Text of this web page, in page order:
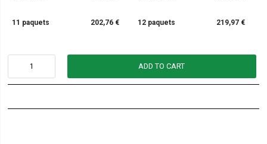
11 paquets 202,76 € 12 paquets 219,97 €
ADD TO CART